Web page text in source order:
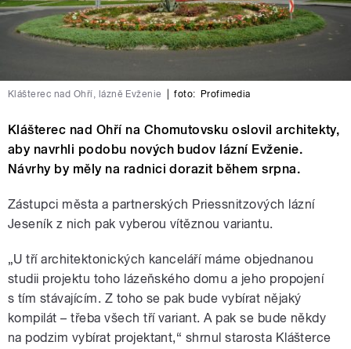
Klášterec nad Ohří, lázně Evženie foto: Profimedia
Klášterec nad Ohří na Chomutovsku oslovil architekty,
aby navrhli podobu nových budov lázní Evženie.
Návrhy by měly na radnici dorazit během srpna.
Zástupci města a partnerských Priessnitzových lázní
Jeseník z nich pak vyberou vítěznou variantu.
„U tří architektonických kanceláří máme objednanou
studii projektu toho lázeňského domu a jeho propojení
s tím stávajícím. Z toho se pak bude vybírat nějaký
kompilát – třeba všech tří variant. A pak se bude někdy
na podzim vybírat projektant,“ shrnul starosta Klášterce